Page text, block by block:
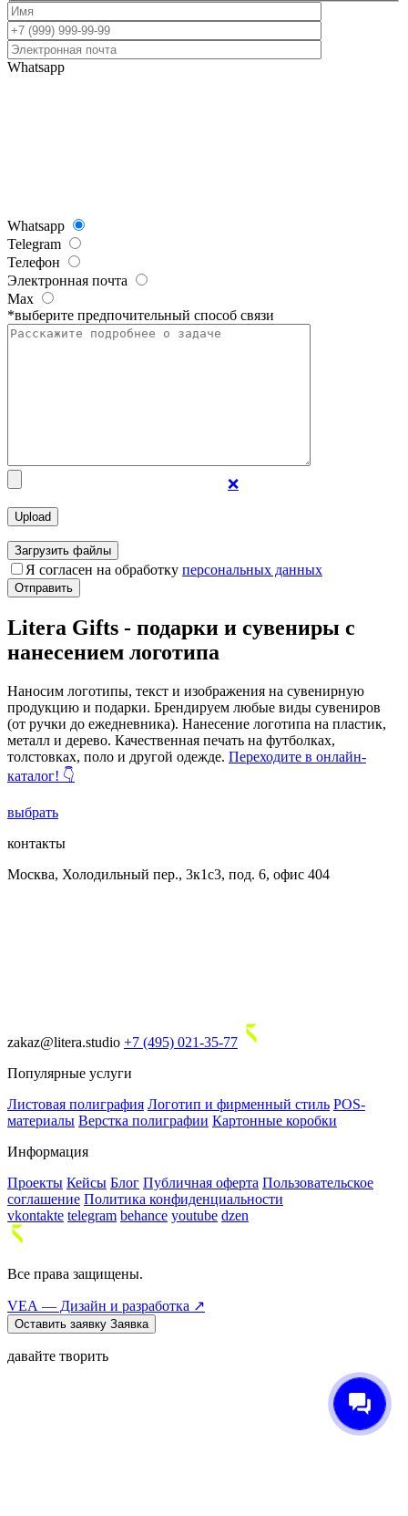
Whatsapp
Whatsapp
Telegram
Телефон
Электронная почта
Max
*выберите предпочительный способ связи
❌
Загрузить файлы
Я согласен на обработку персональных данных
Отправить
Litera Gifts - подарки и сувениры с
нанесением логотипа
Наносим логотипы, текст и изображения на сувенирную
продукцию и подарки. Брендируем любые виды сувениров
(от ручки до ежедневника). Нанесение логотипа на пластик,
металл и дерево. Качественная печать на футболках,
толстовках, поло и другой одежде. Переходите в онлайн-
каталог! 👇
выбрать
контакты
Москва, Холодильный пер., 3к1с3, под. 6, офис 404
zakaz@litera.studio +7 (495) 021-35-77
Популярные услуги
Листовая полиграфия Логотип и фирменный стиль POS-
материалы Верстка полиграфии Картонные коробки
Информация
Проекты Кейсы Блог Публичная оферта Пользовательское
соглашение Политика конфиденциальности
vkontakte telegram behance youtube dzen
Все права защищены.
VEA — Дизайн и разработка ↗
Оставить заявку Заявка
давайте творить